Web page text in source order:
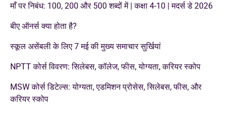
माँ पर निबंध: 100, 200 और 500 शब्दों में | कक्षा 4-10 | मदर्स डे 2026
बीए ऑनर्स क्या होता है?
स्कूल असेंबली के लिए 7 मई की मुख्य समाचार सुर्खियां
NPTT कोर्स विवरण: सिलेबस, कॉलेज, फीस, योग्यता, करियर स्कोप
MSW कोर्स डिटेल्स: योग्यता, एडमिशन प्रोसेस, सिलेबस, फीस, और
करियर स्कोप